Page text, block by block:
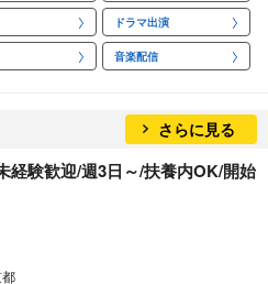
ドラマ出演
音楽配信
さらに見る
経験歓迎/週3日～/扶養内OK/開始